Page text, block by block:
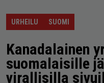
URHEILU SUOMI
Kanadalainen
suomalaisille
virallisilla